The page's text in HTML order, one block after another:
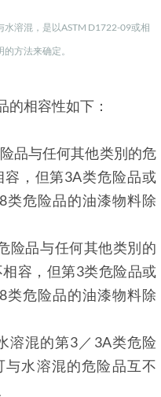
溶混，是以ASTM D1722-09或相
方法来确定。
的相容性如下：
品与任何其他类別的危
容，但第3A类危险品或
类危险品的油漆物料除
险品与任何其他类別的
容，但第3类危险品或
类危险品的油漆物料除
溶混的第3／3A类危险
与水溶混的危险品互不